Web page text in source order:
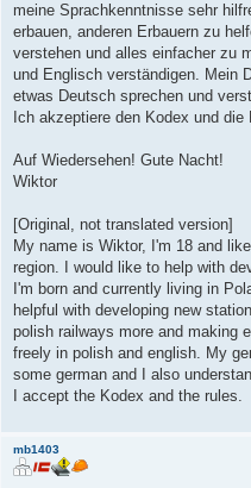
meine Sprachkenntnisse sehr
erbauen, anderen Erbauern zu
verstehen und alles einfacher zu
und Englisch verständigen. Mein
etwas Deutsch sprechen und
Ich akzeptiere den Kodex und die
Auf Wiedersehen! Gute Nacht!
Wiktor
[Original, not translated version]
My name is Wiktor, I'm 18 and
region. I would like to help with
I'm born and currently living in
helpful with developing new
polish railways more and making
freely in polish and english. My
some german and I also
I accept the Kodex and the rules.
mb1403